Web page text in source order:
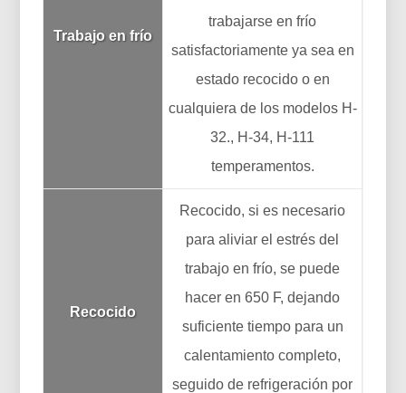
Trabajo en frío
trabajarse en frío
satisfactoriamente ya sea en
estado recocido o en
cualquiera de los modelos H-
32., H-34, H-111
temperamentos.
Recocido
Recocido, si es necesario
para aliviar el estrés del
trabajo en frío, se puede
hacer en 650 F, dejando
suficiente tiempo para un
calentamiento completo,
seguido de refrigeración por